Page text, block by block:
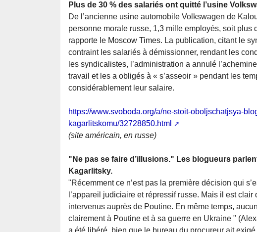
Plus de 30 % des salariés ont quitté l’usine
De l’ancienne usine automobile Volkswagen de
personne morale russe, 1,3 mille employés, soit plus
rapporte le Moscow Times. La publication, citant le
contraint les salariés à démissionner, rendant les
les syndicalistes, l’administration a annulé
travail et les a obligés à « s’asseoir » pendant les
considérablement leur salaire.
https://www.svoboda.org/a/ne-stoit-oboljschatjsya-
kagarlitskomu/32728850.html
(site américain, en russe)
"Ne pas se faire d’illusions." Les blogueurs
Kagarlitsky.
"Récemment ce n’est pas la première décision qui
l’appareil judiciaire et répressif russe. Mais il est
intervenus auprès de Poutine. En même temps,
clairement à Poutine et à sa guerre en Ukraine "